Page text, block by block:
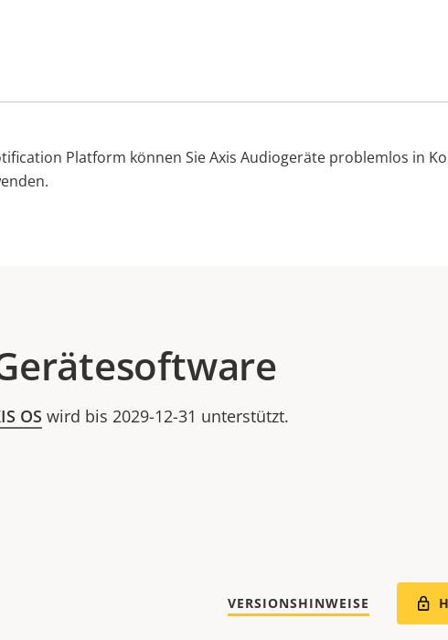
Platform können Sie Axis Audiogeräte problemlos in
OS wird bis 2029-12-31 unterstützt.
VERSIONSHINWEISE